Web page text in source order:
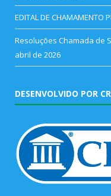
EDITAL DE CHAMAMENTO
Resoluções Chamada de
abril de 2026
DESENVOLVIDO POR